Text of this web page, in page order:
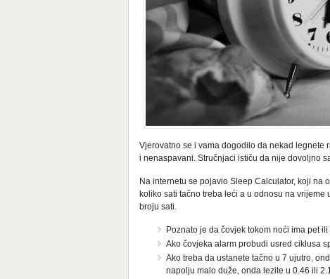
Vjerovatno se i vama dogodilo da nekad legnete
i nenaspavani. Stručnjaci ističu da nije dovoljno
Na internetu se pojavio Sleep Calculator, koji na
koliko sati tačno treba leći a u odnosu na
broju sati.
Poznato je da čovjek tokom noći ima pet
Ako čovjeka alarm probudi usred ciklusa
Ako treba da ustanete tačno u 7 ujutro,
napolju malo duže, onda lezite u 0.46 ili